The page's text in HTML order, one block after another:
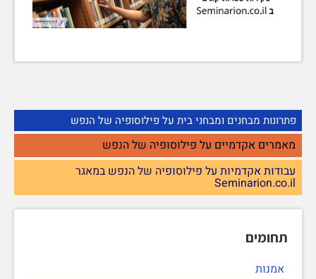
פתרונות מבחנים ומבחני בית על פילוסופיה של הנפש
מאמרים אקדמיים על פילוסופיה של הנפש
עבודות אקדמיות על פילוסופיה של הנפש במאגר
Seminarion.co.il
תחומים
אמנות